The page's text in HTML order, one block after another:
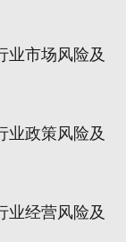
业市场风险及
业政策风险及
业经营风险及